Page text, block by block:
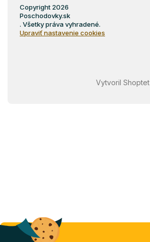
Vytvoril Shoptet
Copyright 2026
Poschodovky.sk
. Všetky práva vyhradené.
Upraviť nastavenie cookies